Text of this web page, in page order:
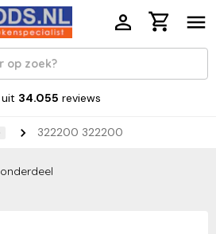
uit 34.055 reviews
322200 322200
onderdeel